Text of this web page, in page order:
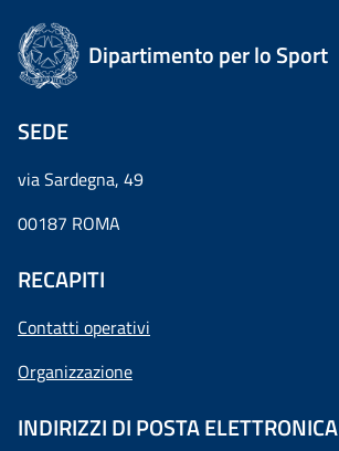
Dipartimento per lo Sport
SEDE
via Sardegna, 49
00187 ROMA
RECAPITI
Contatti operativi
Organizzazione
INDIRIZZI DI POSTA ELETTRONICA